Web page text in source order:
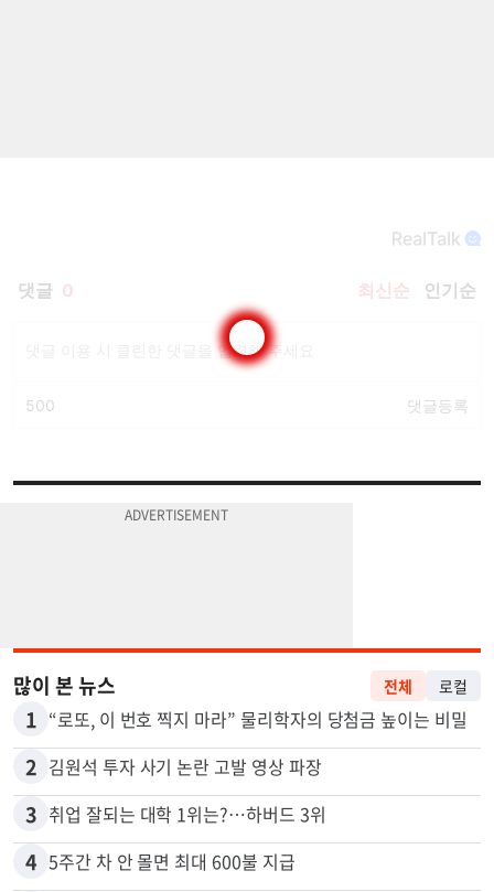
많이 본 뉴스 전체 로컬
1 “로또, 이 번호 찍지 마라” 물리학자의 당첨금 높이는 비밀
2 김원석 투자 사기 논란 고발 영상 파장
3 취업 잘되는 대학 1위는?…하버드 3위
4 5주간 차 안 몰면 최대 600불 지급